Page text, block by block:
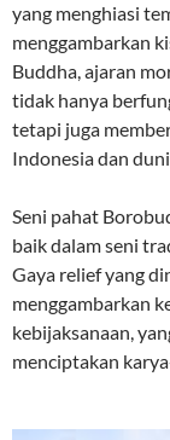
yang menghiasi
menggambarkan
Buddha, ajaran
tidak hanya
tetapi juga
Indonesia dan
Seni pahat
baik dalam seni
Gaya relief yang
menggambarkan
kebijaksanaan,
menciptakan